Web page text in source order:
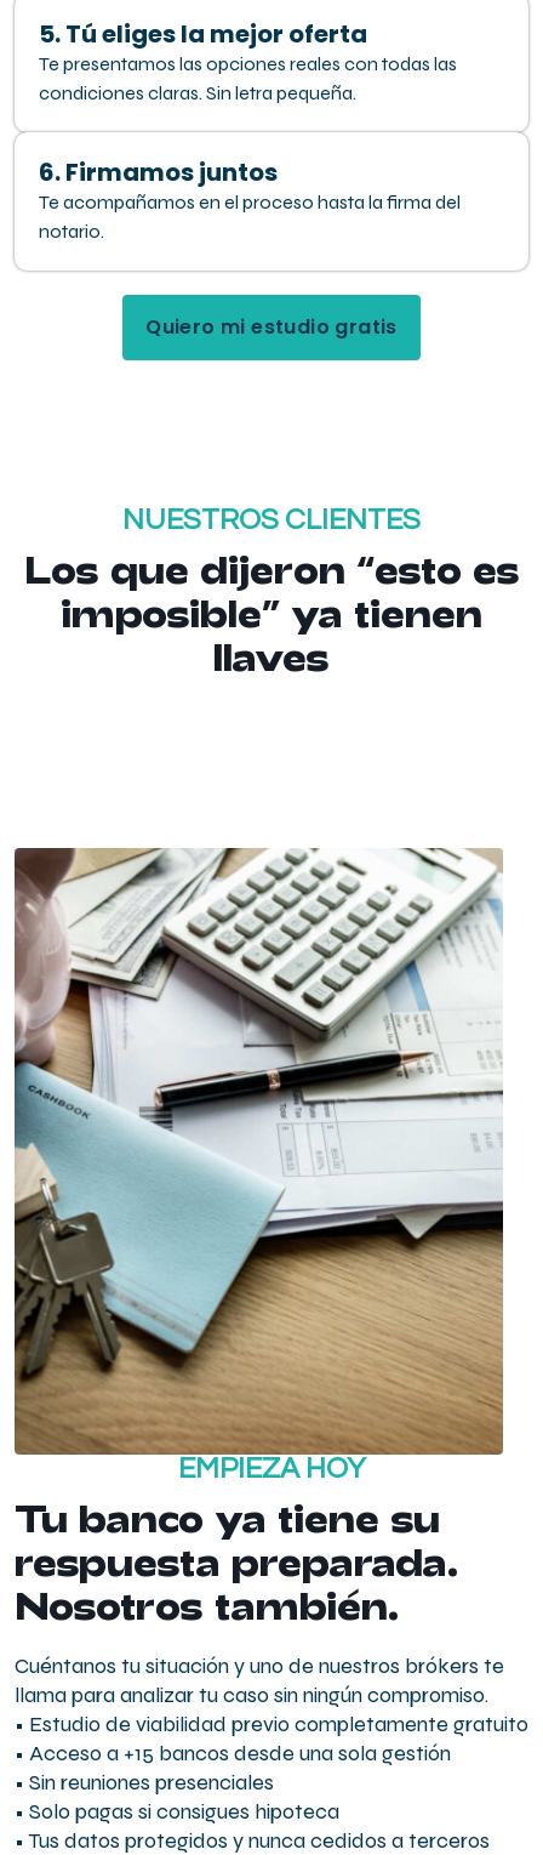
5. Tú eliges la mejor oferta
Te presentamos las opciones reales con todas las
condiciones claras. Sin letra pequeña.
6. Firmamos juntos
Te acompañamos en el proceso hasta la firma del
notario.
Quiero mi estudio gratis
NUESTROS CLIENTES
Los que dijeron “esto es
imposible” ya tienen
llaves
EMPIEZA HOY
Tu banco ya tiene su
respuesta preparada.
Nosotros también.
Cuéntanos tu situación y uno de nuestros brókers te
llama para analizar tu caso sin ningún compromiso.
• Estudio de viabilidad previo completamente gratuito
• Acceso a +15 bancos desde una sola gestión
• Sin reuniones presenciales
• Solo pagas si consigues hipoteca
• Tus datos protegidos y nunca cedidos a terceros